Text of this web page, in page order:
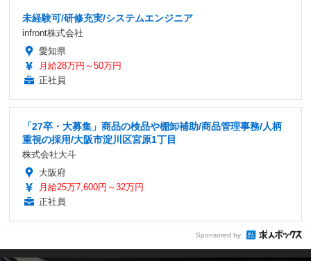
未経験可/研修充実/システムエンジニア
infront株式会社
愛知県
月給28万円～50万円
正社員
「27卒・大募集」商品の検品や棚卸補助/商品管理事務/人柄
重視の採用/大阪市淀川区宮原1丁目
株式会社大斗
大阪府
月給25万7,600円～32万円
正社員
Sponsored by